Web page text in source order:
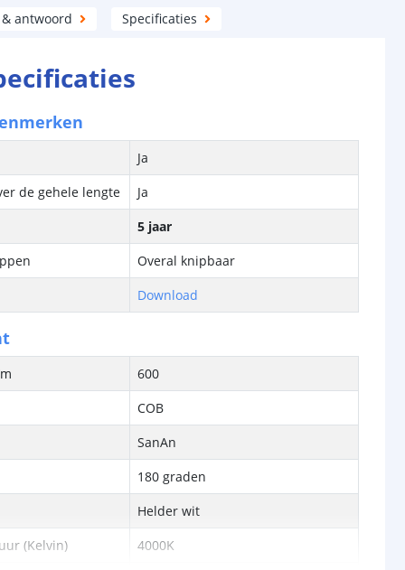
antwoord Specificaties
Ja
de gehele lengte
Ja
5 jaar
Overal knipbaar
Download
600
COB
SanAn
180 graden
Helder wit
(Kelvin)
4000K